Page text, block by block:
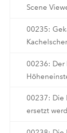
Scene
00235:
00236: Der
00237: Die
ersetzt